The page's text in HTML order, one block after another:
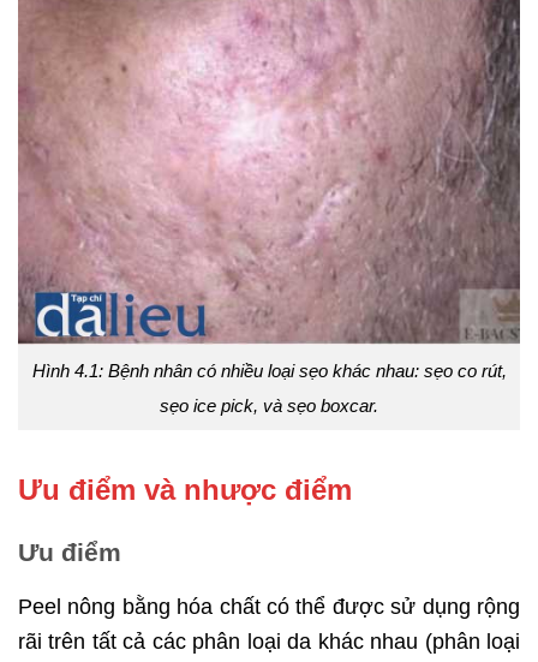
Hình 4.1: Bệnh nhân có nhiều loại sẹo khác nhau: sẹo co rút,
sẹo ice pick, và sẹo boxcar.
Ưu điểm và nhược điểm
Ưu điểm
Peel nông bằng hóa chất có thể được sử dụng rộng
rãi trên tất cả các phân loại da khác nhau (phân loại